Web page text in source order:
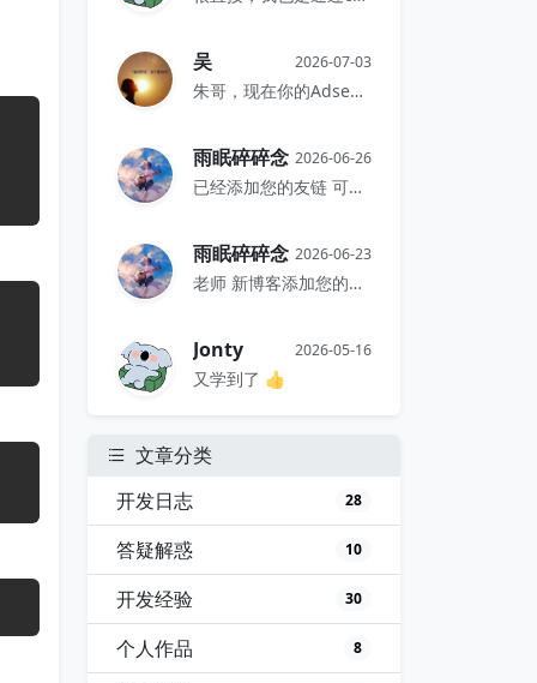
吴 2026-07-03
朱哥，现在你的Adsense千次展...
雨眠碎碎念 2026-06-26
已经添加您的友链 可以互嘛老师 -...
雨眠碎碎念 2026-06-23
老师 新博客添加您的友链了 如可以...
Jonty 2026-05-16
又学到了 👍
文章分类
开发日志
28
答疑解惑 10
开发经验 30
个人作品 8